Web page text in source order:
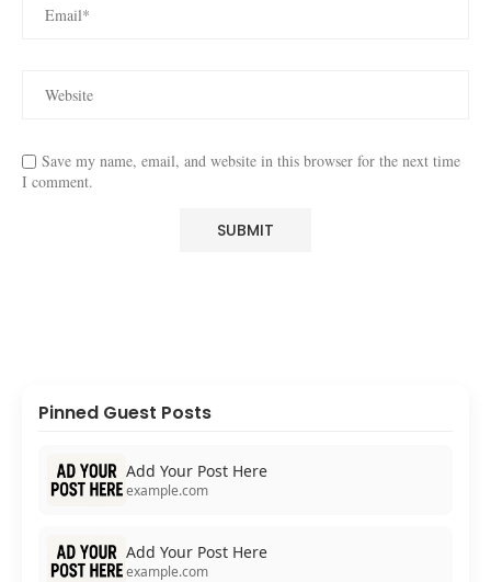
Save my name, email, and website in this browser for the next time
I comment.
Pinned Guest Posts
Add Your Post Here
example.com
Add Your Post Here
example.com